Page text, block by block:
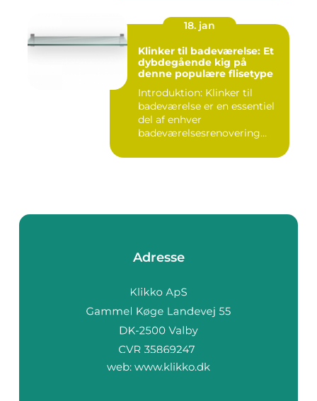
18. jan
Klinker til badeværelse: Et
dybdegående kig på
denne populære flisetype
Introduktion: Klinker til
badeværelse er en essentiel
del af enhver
badeværelsesrenovering
Adresse
web: www.klikko.dk